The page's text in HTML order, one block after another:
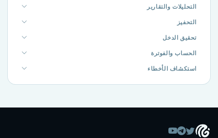
التحليلات والتقارير
التحفيز
تحقيق الدخل
الحساب والفوترة
استكشاف الأخطاء